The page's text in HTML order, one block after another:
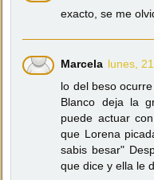
exacto, se me
Marcela lunes,
lo del beso
Blanco deja la
puede actuar
que Lorena
sabis besar"
que dice y ella le